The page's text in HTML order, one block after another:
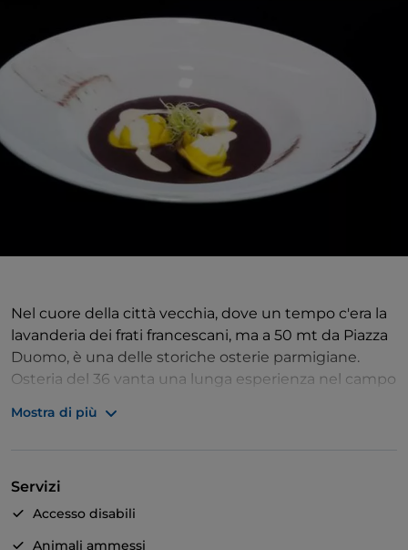
Nel cuore della città vecchia, dove un tempo c'era la
lavanderia dei frati francescani, ma a 50 mt da Piazza
Duomo, è una delle storiche osterie parmigiane.
Osteria del 36 vanta una lunga esperienza nel campo
riconosciuta a livello nazionale. Con un servizio che i
ponendo particolare cura nella scelta dei prodotti,
puntando ad una encomiabile qualità. Una cucina
Mostra di più
Servizi
Accesso disabili
Animali ammessi